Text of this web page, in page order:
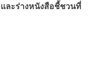
ละร่างหนังสือชี้ชวนที่